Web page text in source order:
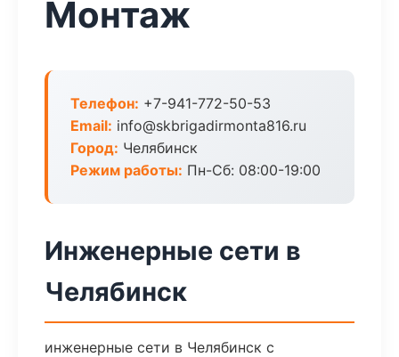
Монтаж
Телефон: +7-941-772-50-53
Email: info@skbrigadirmonta816.ru
Город: Челябинск
Режим работы: Пн-Сб: 08:00-19:00
Инженерные сети в
Челябинск
инженерные сети в Челябинск с